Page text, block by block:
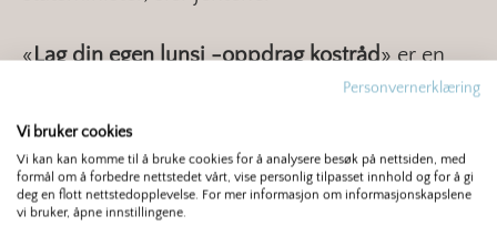
«Lag din egen lunsj -oppdrag kostråd» er en
del av det tre-årige prosjektet «Sunn
ungdomsmat». Prosjektet «
er finansiert av Gjensidigestiftelsen og styres av
Opplysningskontorene i landbruket og Norges
sjømatråd.
Personvernerklæring
Vi bruker cookies
Vi kan kan komme til å bruke cookies for å analysere besøk på nettsiden, med
formål om å forbedre nettstedet vårt, vise personlig tilpasset innhold og for å gi
deg en flott nettstedopplevelse. For mer informasjon om informasjonskapslene
vi bruker, åpne innstillingene.